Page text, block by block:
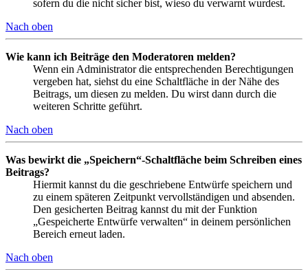
sofern du die nicht sicher bist, wieso du verwarnt wurdest.
Nach oben
Wie kann ich Beiträge den Moderatoren melden?
Wenn ein Administrator die entsprechenden Berechtigungen
vergeben hat, siehst du eine Schaltfläche in der Nähe des
Beitrags, um diesen zu melden. Du wirst dann durch die
weiteren Schritte geführt.
Nach oben
Was bewirkt die „Speichern“-Schaltfläche beim Schreiben eines
Beitrags?
Hiermit kannst du die geschriebene Entwürfe speichern und
zu einem späteren Zeitpunkt vervollständigen und absenden.
Den gesicherten Beitrag kannst du mit der Funktion
„Gespeicherte Entwürfe verwalten“ in deinem persönlichen
Bereich erneut laden.
Nach oben